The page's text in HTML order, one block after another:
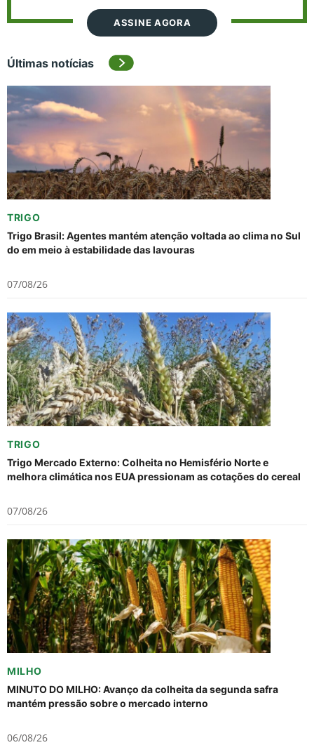
ASSINE AGORA
Últimas notícias
TRIGO
Trigo Brasil: Agentes mantém atenção voltada ao clima no Sul
do em meio à estabilidade das lavouras
07/08/26
TRIGO
Trigo Mercado Externo: Colheita no Hemisfério Norte e
melhora climática nos EUA pressionam as cotações do cereal
07/08/26
MILHO
MINUTO DO MILHO: Avanço da colheita da segunda safra
mantém pressão sobre o mercado interno
06/08/26